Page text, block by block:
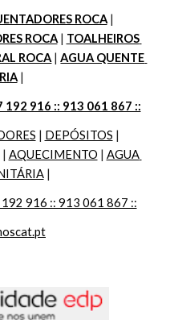
ROCA
ROCA | TOALHEIROS
ROCA | AGUA QUENTE
|
192 916 :: 913 061 867 ::
| DEPÓSITOS
| AQUECIMENTO | AGUA
|
916 :: 913 061 867 ::